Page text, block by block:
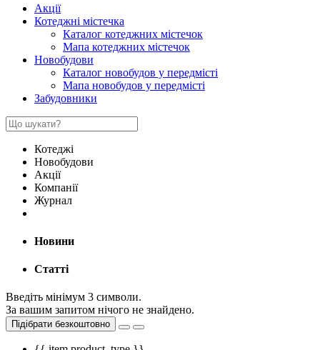
Акції
Котеджні містечка
Каталог котеджних містечок
Мапа котеджних містечок
Новобудови
Каталог новобудов у передмісті
Мапа новобудов у передмісті
Забудовники
Котеджі
Новобудови
Акції
Компанії
Журнал
Новини
Статті
Введіть мінімум 3 символи.
За вашим запитом нічого не знайдено.
Підібрати безкоштовно